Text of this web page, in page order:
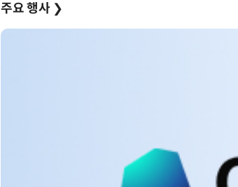
주요 행사 ❯